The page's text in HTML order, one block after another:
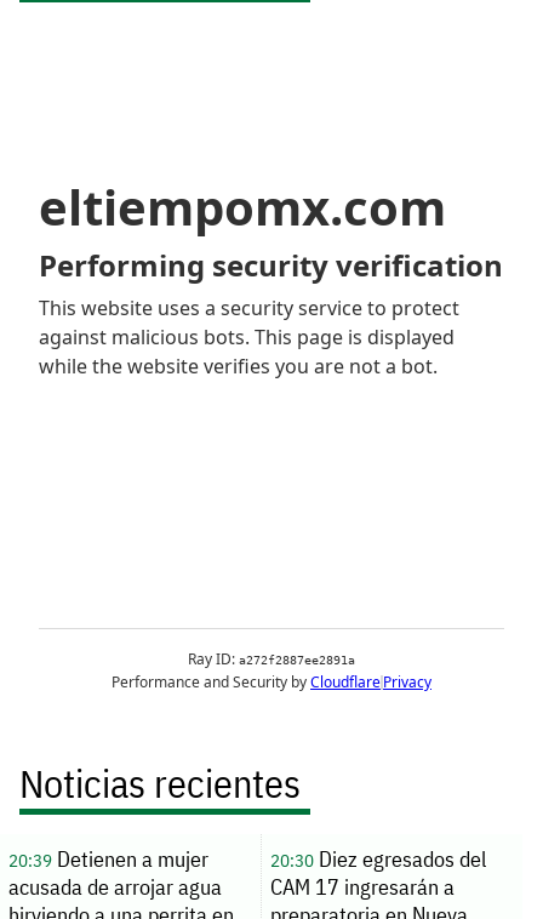
Noticias recientes
20:39Detienen a mujer
acusada de arrojar agua
20:30Diez egresados del
CAM 17 ingresarán a